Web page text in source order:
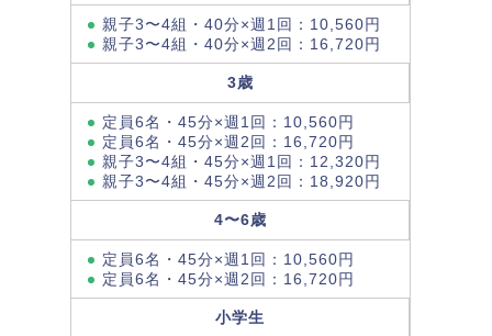
親子3〜4組・40分×週1回：10,560円
親子3〜4組・40分×週2回：16,720円
3歳
定員6名・45分×週1回：10,560円
定員6名・45分×週2回：16,720円
親子3〜4組・45分×週1回：12,320円
親子3〜4組・45分×週2回：18,920円
4〜6歳
定員6名・45分×週1回：10,560円
定員6名・45分×週2回：16,720円
小学生